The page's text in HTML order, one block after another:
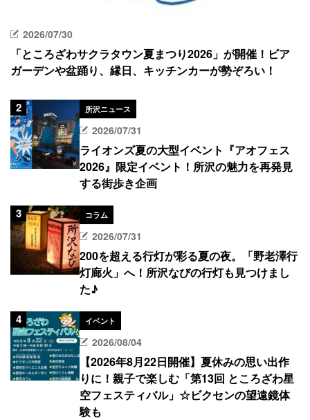
2026/07/30
「ところざわサクラタウン夏まつり2026」が開催！ビア
ガーデンや盆踊り、縁日、キッチンカーが勢ぞろい！
所沢ニュース
2026/07/31
ライオンズ夏の大型イベント『アオフェス
2026』限定イベント！所沢の魅力を再発見
する街歩き企画
コラム
2026/07/31
200を超える行灯が彩る夏の夜。「野老澤行
灯廊火」へ！所沢なびの行灯も見つけまし
た♪
イベント
2026/08/04
【2026年8月22日開催】夏休みの思い出作
りに！親子で楽しむ「第13回 ところざわ星
空フェスティバル」☆ビクセンの望遠鏡体
験も